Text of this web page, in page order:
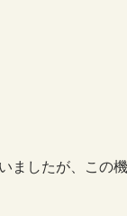
したが、この